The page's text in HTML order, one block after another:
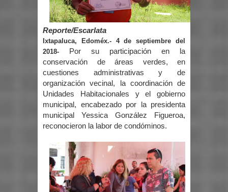
Reporte/Escarlata
Ixtapaluca, Edoméx.- 4 de septiembre del
2018-
Por su participación en la
conservación de áreas verdes, en
cuestiones administrativas y de
organización vecinal, la coordinación de
Unidades Habitacionales y el gobierno
municipal, encabezado por la presidenta
municipal Yessica González Figueroa,
reconocieron la labor de condóminos.